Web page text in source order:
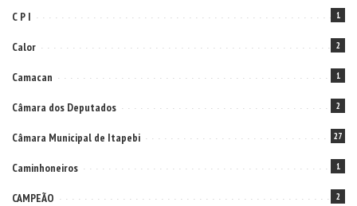
C P I 1
Calor 2
Camacan 1
Câmara dos Deputados 2
Câmara Municipal de Itapebi 27
Caminhoneiros 1
CAMPEÃO 2